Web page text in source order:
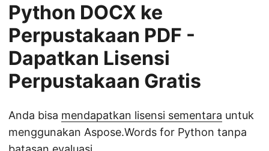
Python DOCX ke
Perpustakaan PDF -
Dapatkan Lisensi
Perpustakaan Gratis
Anda bisa mendapatkan lisensi sementara untuk
menggunakan Aspose.Words for Python tanpa